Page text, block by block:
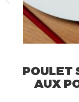
POULET
AUX